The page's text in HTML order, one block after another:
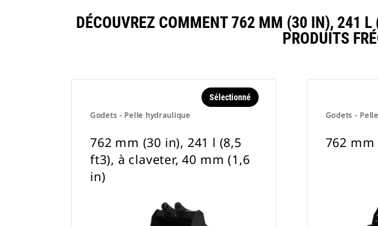
DÉCOUVREZ COMMENT 762 MM (30 IN), 241
PRODUITS
Godets - Pelle hydraulique
Sélectionné
762 mm (30 in), 241 l (8,5
ft3), à claveter, 40 mm (1,6
in)
Godets -
762 mm